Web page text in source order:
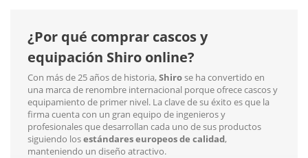
¿Por qué comprar cascos y
equipación Shiro online?
Con más de 25 años de historia,Shirose ha convertido en
una marca de renombre internacional porque ofrece cascos y
equipamiento de primer nivel. La clave de su éxito es que la
firma cuenta con un gran equipo de ingenieros y
profesionales que desarrollan cada uno de sus productos
siguiendo losestándares europeos de calidad,
manteniendo un diseño atractivo.